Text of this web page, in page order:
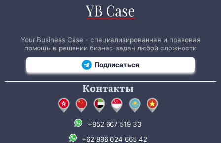
Your Business Case - специализированная и правовая
помощь в решении бизнес-задач любой сложности
Подписаться
Контакты
+852 667 519 33
+62 896 024 665 42